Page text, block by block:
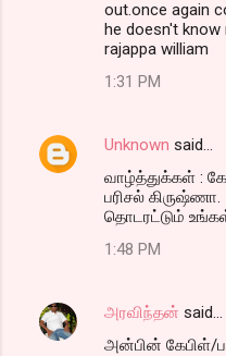
out.once again
he doesn't know
rajappa william
1:31 PM
Unknown said…
வாழ்த்துக்கள் :
பரிசல் கிருஷ்ணா.
தொடரட்டும்
1:48 PM
அரவிந்தன் said…
அன்பின் கேபிள்/